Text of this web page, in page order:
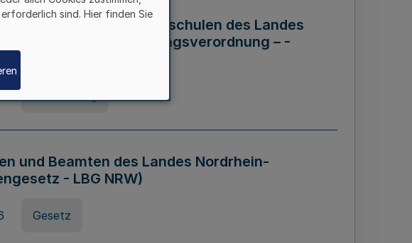
der Hochschulen des Landes
– -
und Beamten des Landes Nordrhein-
- LBG NRW)
Gesetz
sind. Hier finden Sie